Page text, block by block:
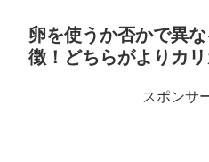
卵を使うか否かで異
徴！どちらがよりカ
スポンサ